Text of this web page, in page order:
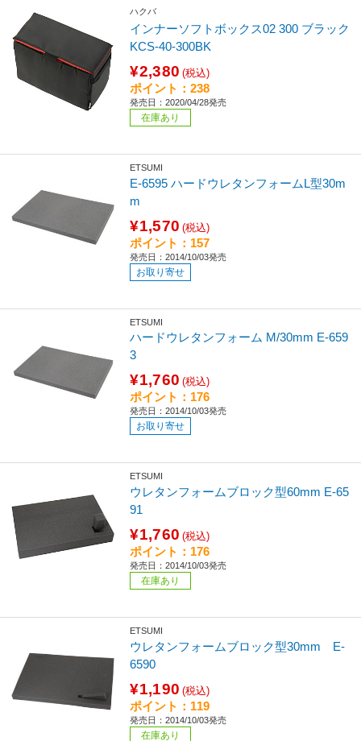
ハクバ
インナーソフトボックス02 300 ブラック
KCS-40-300BK
¥2,380 (税込)
ポイント：238
発売日：2020/04/28発売
在庫あり
ETSUMI
E-6595 ハードウレタンフォームL型30m
m
¥1,570 (税込)
ポイント：157
発売日：2014/10/03発売
お取り寄せ
ETSUMI
ハードウレタンフォーム M/30mm E-659
3
¥1,760 (税込)
ポイント：176
発売日：2014/10/03発売
お取り寄せ
ETSUMI
ウレタンフォームブロック型60mm E-65
91
¥1,760 (税込)
ポイント：176
発売日：2014/10/03発売
在庫あり
ETSUMI
ウレタンフォームブロック型30mm E-
6590
¥1,190 (税込)
ポイント：119
発売日：2014/10/03発売
在庫あり